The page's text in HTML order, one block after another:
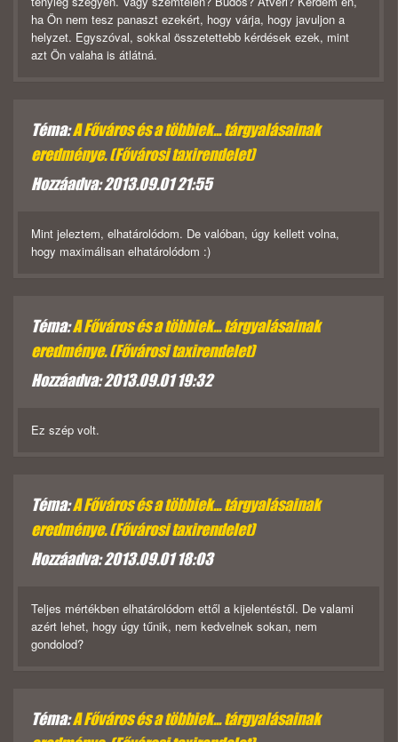
ha Ön nem tesz panaszt ezekért, hogy várja, hogy javuljon a
helyzet. Egyszóval, sokkal összetettebb kérdések ezek, mint
azt Ön valaha is átlátná.
Téma:A Főváros és a többiek... tárgyalásainak
eredménye. (Fővárosi taxirendelet)
Hozzáadva: 2013.09.01 21:55
Mint jeleztem, elhatárolódom. De valóban, úgy kellett volna,
hogy maximálisan elhatárolódom :)
Téma:A Főváros és a többiek... tárgyalásainak
eredménye. (Fővárosi taxirendelet)
Hozzáadva: 2013.09.01 19:32
Ez szép volt.
Téma:A Főváros és a többiek... tárgyalásainak
eredménye. (Fővárosi taxirendelet)
Hozzáadva: 2013.09.01 18:03
Teljes mértékben elhatárolódom ettől a kijelentéstől. De valami
azért lehet, hogy úgy tűnik, nem kedvelnek sokan, nem
gondolod?
Téma:A Főváros és a többiek... tárgyalásainak